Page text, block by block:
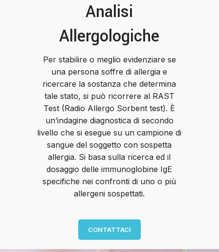
Analisi
Allergologiche
Per stabilire o meglio evidenziare se
una persona soffre di allergia e
ricercare la sostanza che determina
tale stato, si può ricorrere al RAST
Test (Radio Allergo Sorbent test). È
un’indagine diagnostica di secondo
livello che si esegue su un campione di
sangue del soggetto con sospetta
allergia. Si basa sulla ricerca ed il
dosaggio delle immunoglobine IgE
specifiche nei confronti di uno o più
allergeni sospettati.
CONTATTACI